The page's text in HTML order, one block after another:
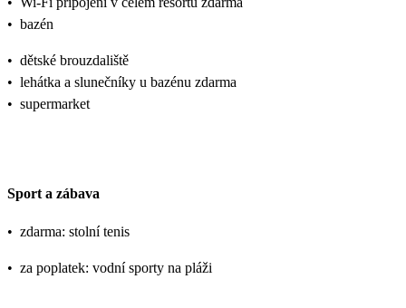
• bazén
• dětské brouzdaliště
• lehátka a slunečníky u bazénu zdarma
• supermarket
Sport a zábava
• zdarma: stolní tenis
• za poplatek: vodní sporty na pláži